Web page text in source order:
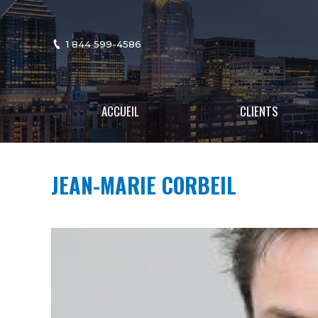
1 844 599-4586
ACCUEIL CLIENTS
JEAN-MARIE CORBEIL